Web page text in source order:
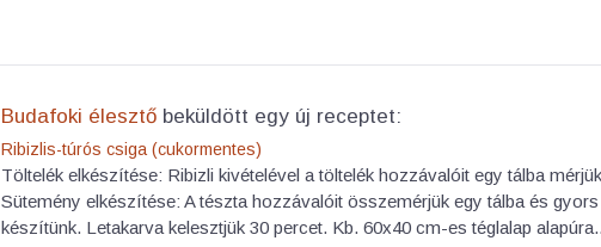
Budafoki élesztő beküldött egy új receptet:
Ribizlis-túrós csiga (cukormentes)
Töltelék elkészítése: Ribizli kivételével a töltelék hozzávalóit egy tálba
Sütemény elkészítése: A tészta hozzávalóit összemérjük egy tálba és
készítünk. Letakarva kelesztjük 30 percet. Kb. 60x40 cm-es téglalap